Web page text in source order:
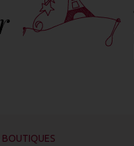
BOUTIQUES